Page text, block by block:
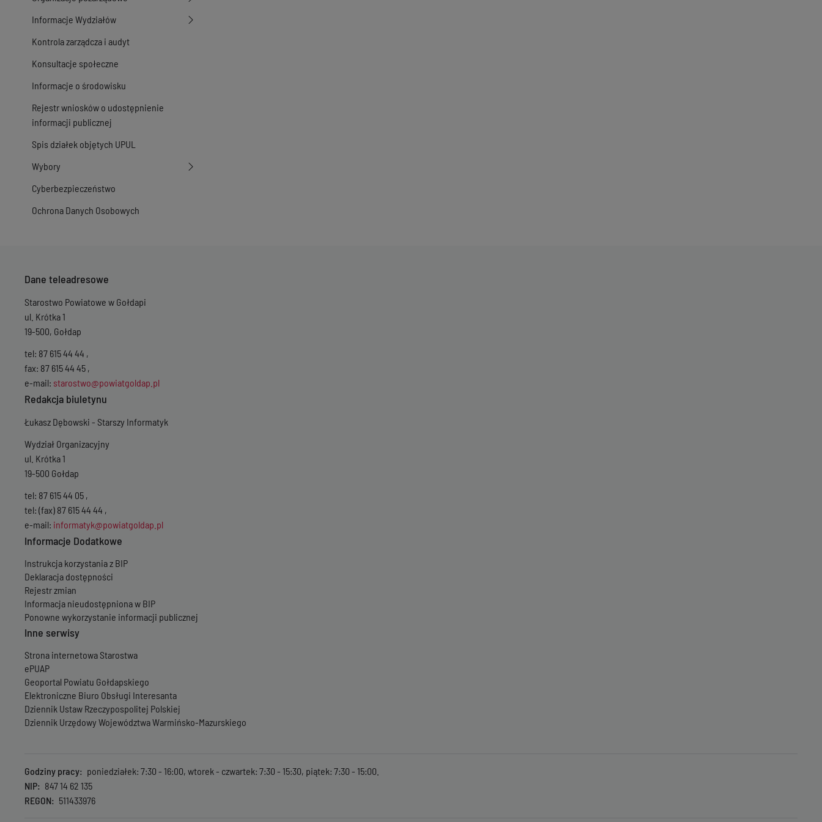
Informacje Wydziałów
Kontrola zarządcza i audyt
Konsultacje społeczne
Informacje o środowisku
Rejestr wniosków o udostępnienie
informacji publicznej
Spis działek objętych UPUL
Wybory
Cyberbezpieczeństwo
Ochrona Danych Osobowych
Dane teleadresowe
Starostwo Powiatowe w Gołdapi
ul. Krótka 1
19-500, Gołdap
tel: 87 615 44 44 ,
fax: 87 615 44 45 ,
e-mail: starostwo@powiatgoldap.pl
Redakcja biuletynu
Łukasz Dębowski - Starszy Informatyk
Wydział Organizacyjny
ul. Krótka 1
19-500 Gołdap
tel: 87 615 44 05 ,
tel: (fax) 87 615 44 44 ,
e-mail: informatyk@powiatgoldap.pl
Informacje Dodatkowe
Instrukcja korzystania z BIP
Deklaracja dostępności
Rejestr zmian
Informacja nieudostępniona w BIP
Ponowne wykorzystanie informacji publicznej
Inne serwisy
Strona internetowa Starostwa
ePUAP
Geoportal Powiatu Gołdapskiego
Elektroniczne Biuro Obsługi Interesanta
Dziennik Ustaw Rzeczypospolitej Polskiej
Dziennik Urzędowy Województwa Warmińsko-Mazurskiego
Godziny pracy
poniedziałek: 7:30 - 16:00, wtorek - czwartek: 7:30 - 15:30, piątek: 7:30 - 15:00.
NIP
847 14 62 135
REGON
511433976